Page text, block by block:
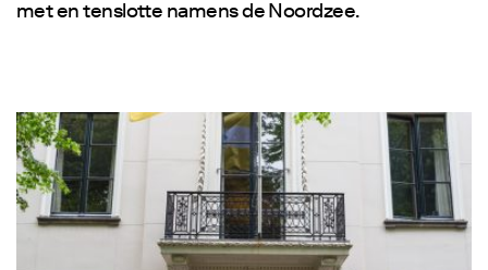
met en tenslotte namens de Noordzee.